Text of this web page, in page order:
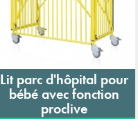
Ajouter au panier
Lit parc d'hôpital pour
bébé avec fonction
proclive